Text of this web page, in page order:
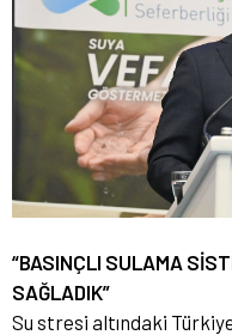
“BASINÇLI SULAMA
SAĞLADIK”
Su stresi altındaki